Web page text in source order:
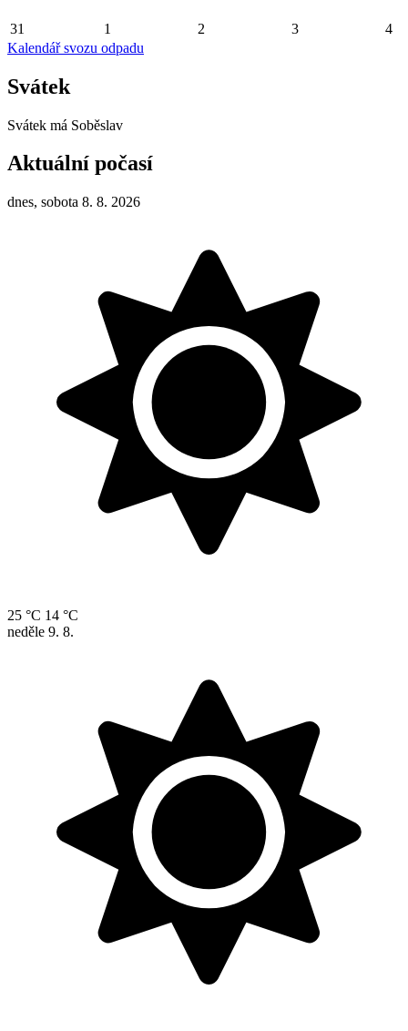
31 1 2 3
4
Kalendář svozu odpadu
Svátek
Svátek má Soběslav
Aktuální počasí
dnes, sobota 8. 8. 2026
25 °C 14 °C
neděle 9. 8.